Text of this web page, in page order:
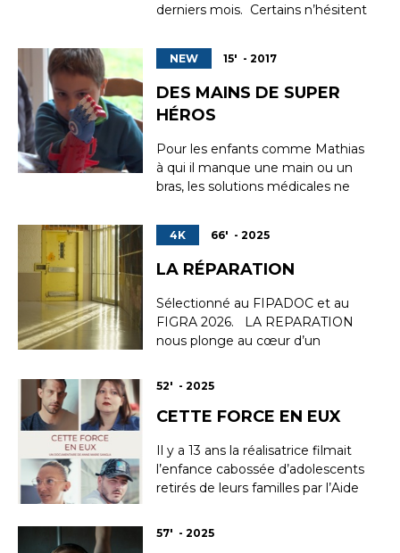
derniers mois. Certains n’hésitent
faire entendre leur voix. Exemples
: en septembre, une maman de
deux jumeaux autistes était
montée sur une grue à Lille. La
semaine dernière, une mère de
Seine Maritime s’est...
NEW 15' - 2017
DES MAINS DE SUPER
HÉROS
Pour les enfants comme Mathias
à qui il manque une main ou un
bras, les solutions médicales ne
bien des prothèses dont le but
est uniquement esthétique et qui
ne sont pas articulées. « Mais
visuellement c’est vraiment pas
super, confie Agnès, la maman de
Mathias, ça ...
4K 66' - 2025
LA RÉPARATION
Sélectionné au FIPADOC et au
FIGRA 2026. LA REPARATION
nous plonge au cœur d’un
Durant un an, des victimes et des
dialoguer et de confronter leurs
de se réparer. En France,
victime...
52' - 2025
CETTE FORCE EN EUX
Il y a 13 ans la réalisatrice filmait
l’enfance cabossée d’adolescents
retirés de leurs familles par l’Aide
un foyer des Vosges. Aujourd’hui,
57' - 2025